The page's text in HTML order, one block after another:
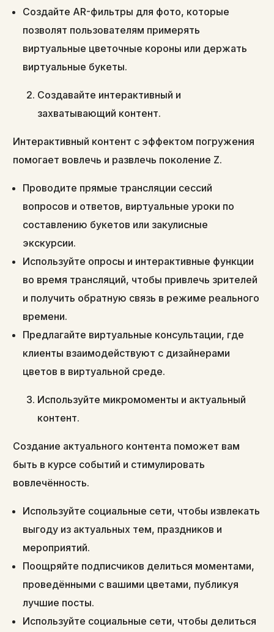
Создайте AR-фильтры для фото, которые
позволят пользователям примерять
виртуальные цветочные короны или держать
виртуальные букеты.
Создавайте интерактивный и
захватывающий контент.
Интерактивный контент с эффектом погружения
помогает вовлечь и развлечь поколение Z.
Проводите прямые трансляции сессий
вопросов и ответов, виртуальные уроки по
составлению букетов или закулисные
экскурсии.
Используйте опросы и интерактивные функции
во время трансляций, чтобы привлечь зрителей
и получить обратную связь в режиме реального
времени.
Предлагайте виртуальные консультации, где
клиенты взаимодействуют с дизайнерами
цветов в виртуальной среде.
Используйте микромоменты и актуальный
контент.
Создание актуального контента поможет вам
быть в курсе событий и стимулировать
вовлечённость.
Используйте социальные сети, чтобы извлекать
выгоду из актуальных тем, праздников и
мероприятий.
Поощряйте подписчиков делиться моментами,
проведёнными с вашими цветами, публикуя
лучшие посты.
Используйте социальные сети, чтобы делиться